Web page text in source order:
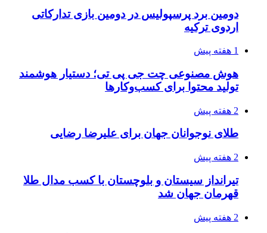
دومین برد پرسپولیس در دومین بازی تدارکاتی
اردوی ترکیه
1 هفته پیش
هوش مصنوعی چت جی پی تی؛ دستیار هوشمند
تولید محتوا برای کسب‌وکارها
2 هفته پیش
طلای نوجوانان جهان برای علیرضا رضایی
2 هفته پیش
تیرانداز سیستان و بلوچستان با کسب مدال طلا
قهرمان جهان شد
2 هفته پیش